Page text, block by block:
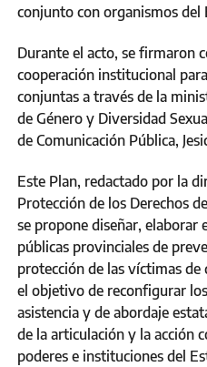
conjunto con organismos del
Durante el acto, se firmaron
cooperación institucional
conjuntas a través de la
de Género y Diversidad
de Comunicación Pública,
Este Plan, redactado por la
Protección de los Derechos
se propone diseñar, elaborar
públicas provinciales de
protección de las víctimas
el objetivo de reconfigurar
asistencia y de abordaje
de la articulación y la acción
poderes e instituciones del